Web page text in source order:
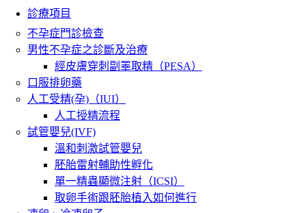
診療項目
不孕症門診檢查
男性不孕症之診斷及治療
經皮膚穿刺副睪取精（PESA）
口服排卵藥
人工受精(孕)（IUI）
人工授精流程
試管嬰兒(IVF)
溫和刺激試管嬰兒
胚胎雷射輔助性孵化
單一精蟲顯微注射（ICSI）
取卵手術跟胚胎植入如何進行